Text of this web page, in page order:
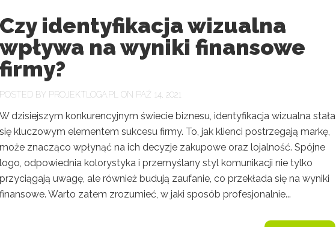
Czy identyfikacja wizualna
wpływa na wyniki finansowe
firmy?
POSTED BY PROJEKTLOGA.PL ON PAŹ 14, 2021
W dzisiejszym konkurencyjnym świecie biznesu, identyfikacja wizualna stała
się kluczowym elementem sukcesu firmy. To, jak klienci postrzegają markę,
może znacząco wpłynąć na ich decyzje zakupowe oraz lojalność. Spójne
logo, odpowiednia kolorystyka i przemyślany styl komunikacji nie tylko
przyciągają uwagę, ale również budują zaufanie, co przekłada się na wyniki
finansowe. Warto zatem zrozumieć, w jaki sposób profesjonalnie...